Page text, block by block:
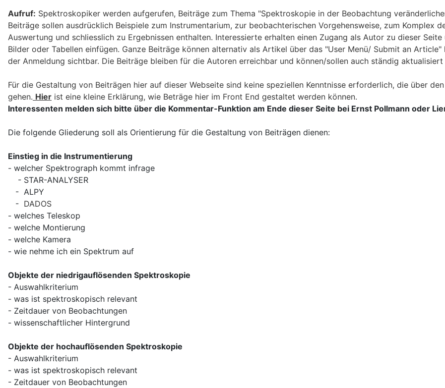
Aufruf: Spektroskopiker werden aufgerufen, Beiträge zum Thema "Spektroskopie in der Beobachtung
Beiträge sollen ausdrücklich Beispiele zum Instrumentarium, zur beobachterischen Vorgehensweise, zum Komplex
Auswertung und schliesslich zu Ergebnissen enthalten. Interessierte erhalten einen Zugang als Autor zu dieser
Bilder oder Tabellen einfügen. Ganze Beiträge können alternativ als Artikel über das "User Menü/ Submit an
der Anmeldung sichtbar. Die Beiträge bleiben für die Autoren erreichbar und können/sollen auch ständig aktualisiert
Für die Gestaltung von Beiträgen hier auf dieser Webseite sind keine speziellen Kenntnisse erforderlich, die über
gehen. Hier ist eine kleine Erklärung, wie Beträge hier im Front End gestaltet werden können.
Interessenten melden sich bitte über die Kommentar-Funktion am Ende dieser Seite bei Ernst Pollmann oder
Die folgende Gliederung soll als Orientierung für die Gestaltung von Beiträgen dienen:
Einstieg in die Instrumentierung
- welcher Spektrograph kommt infrage
- STAR-ANALYSER
- ALPY
- DADOS
- welches Teleskop
- welche Montierung
- welche Kamera
- wie nehme ich ein Spektrum auf
Objekte der niedrigauflösenden Spektroskopie
- Auswahlkriterium
- was ist spektroskopisch relevant
- Zeitdauer von Beobachtungen
- wissenschaftlicher Hintergrund
Objekte der hochauflösenden Spektroskopie
- Auswahlkriterium
- was ist spektroskopisch relevant
- Zeitdauer von Beobachtungen